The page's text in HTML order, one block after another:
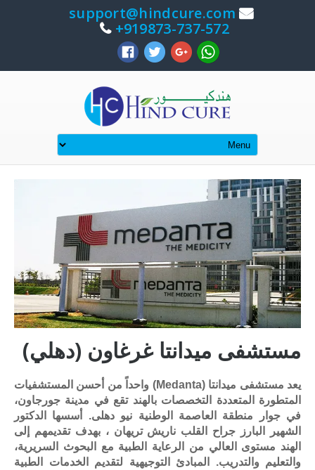
support@hindcure.com
919873-737-572+
مستشفى ميدانتا غرغاون (دهلي)
يعد مستشفى ميدانتا (Medanta) واحداً من أحسن المستشفيات
المتطورة المتعددة التخصصات بالهند تقع في مدينة جورجاون،
في جوار منطقة العاصمة الوطنية نيو دهلى. أسسها الدكتور
الشهير البارز جراح القلب ناريش تريهان ، بهدف تقديمهم إلى
الهند مستوى العالي من الرعاية الطبية مع البحوث السريرية،
والتعليم والتدريب. المبادئ التوجيهية لتقديم الخدمات الطبية